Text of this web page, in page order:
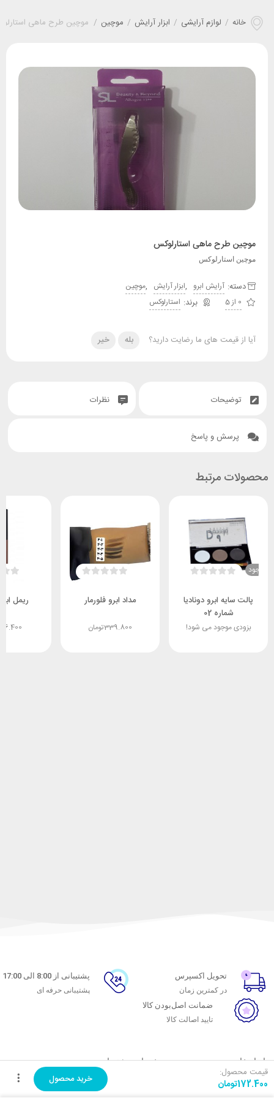
خانه / لوازم آرایشی / ابزار آرایش / موچین / موچین طرح ماهی
موچین طرح ماهی استارلوکس
موچین استارلوکس
دسته: آرایش ابرو ,ابزار آرایش ,موچین
0 از 5
استارلوکس
آیا از قیمت های ما رضایت دارید؟ بله خیر
توضیحات نظرات
پرسش و پاسخ
محصولات مرتبط
ناموجود
پالت سایه ابرو دونادیا
شماره 02
بزودی موجود می شود!
مداد ابرو فلورمار
تومان339.800
ریمل
قیمت محصول:
تومان172.400 خرید محصول
تحویل اکسپرس
در کمترین زمان
پشتیبانی از 8:00 الی 17:00
پشتیبانی حرفه ای
ضمانت اصل‌بودن کالا
تایید اصالت کالا
با ماه خانوم
اتاق خبر ماه خانوم
خدمات مشتریان
پاسخ به پرسش‌های متداول